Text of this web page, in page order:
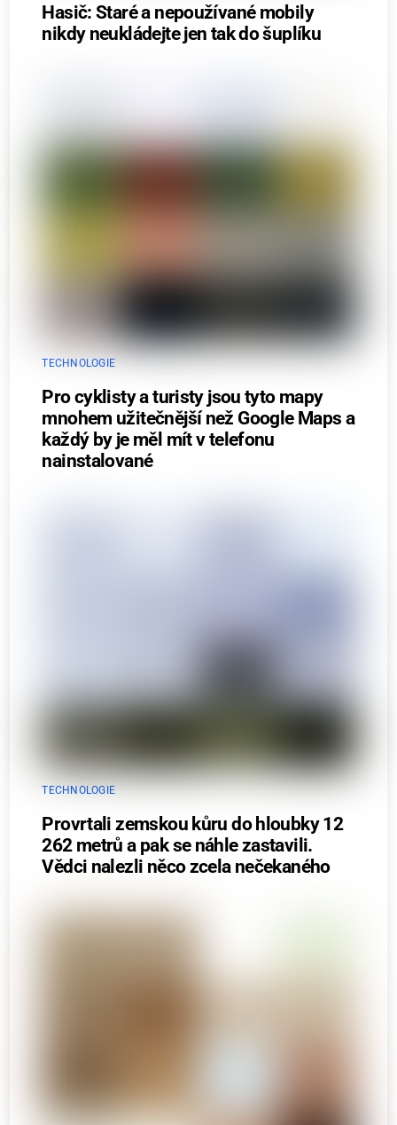
Hasič: Staré a nepoužívané mobily
nikdy neukládejte jen tak do šuplíku
TECHNOLOGIE
Pro cyklisty a turisty jsou tyto mapy
mnohem užitečnější než Google Maps a
každý by je měl mít v telefonu
nainstalované
TECHNOLOGIE
Provrtali zemskou kůru do hloubky 12
262 metrů a pak se náhle zastavili.
Vědci nalezli něco zcela nečekaného